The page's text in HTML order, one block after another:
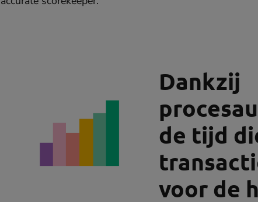
Dankzij
de tijd
voor de